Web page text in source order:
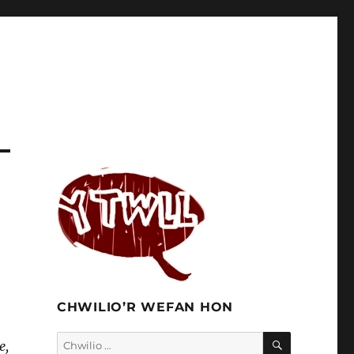
CHWILIO’R WEFAN HON
Chwilio
CHWILIO